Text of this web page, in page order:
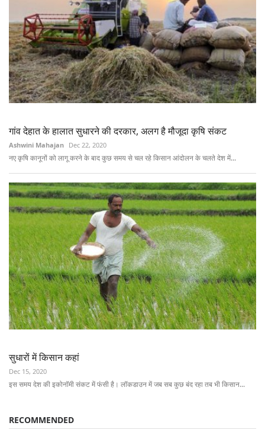
गांव देहात के हालात सुधारने की दरकार, अलग है मौजूदा कृषि संकट
Ashwini Mahajan Dec 22, 2020
नए कृषि कानूनों को लागू करने के बाद कुछ समय से चल रहे किसान आंदोलन के चलते देश में...
सुधारों में किसान कहां
Dec 15, 2020
इस समय देश की इकोनॉमी संकट में फंसी है। लॉकडाउन में जब सब कुछ बंद रहा तब भी किसान...
RECOMMENDED